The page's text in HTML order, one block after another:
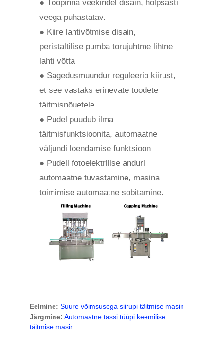
● Tööpinna veekindel disain, hõlpsasti
veega puhastatav.
● Kiire lahtivõtmise disain,
peristaltilise pumba torujuhtme lihtne
lahti võtta
● Sagedusmuundur reguleerib kiirust,
et see vastaks erinevate toodete
täitmisnõuetele.
● Pudel puudub ilma
täitmisfunktsioonita, automaatne
väljundi loendamise funktsioon
● Pudeli fotoelektrilise anduri
automaatne tuvastamine, masina
toimimise automaatne sobitamine.
Eelmine: Suure võimsusega siirupi täitmise masin
Järgmine: Automaatne tassi tüüpi keemilise
täitmise masin